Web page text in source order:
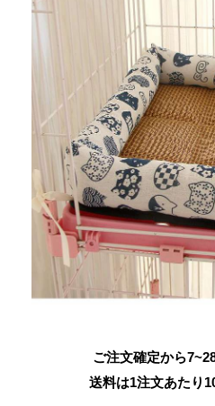
ご注文確定から
送料は1注文あたり